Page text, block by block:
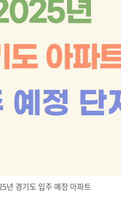
년 경기도 입주 예정 아파트